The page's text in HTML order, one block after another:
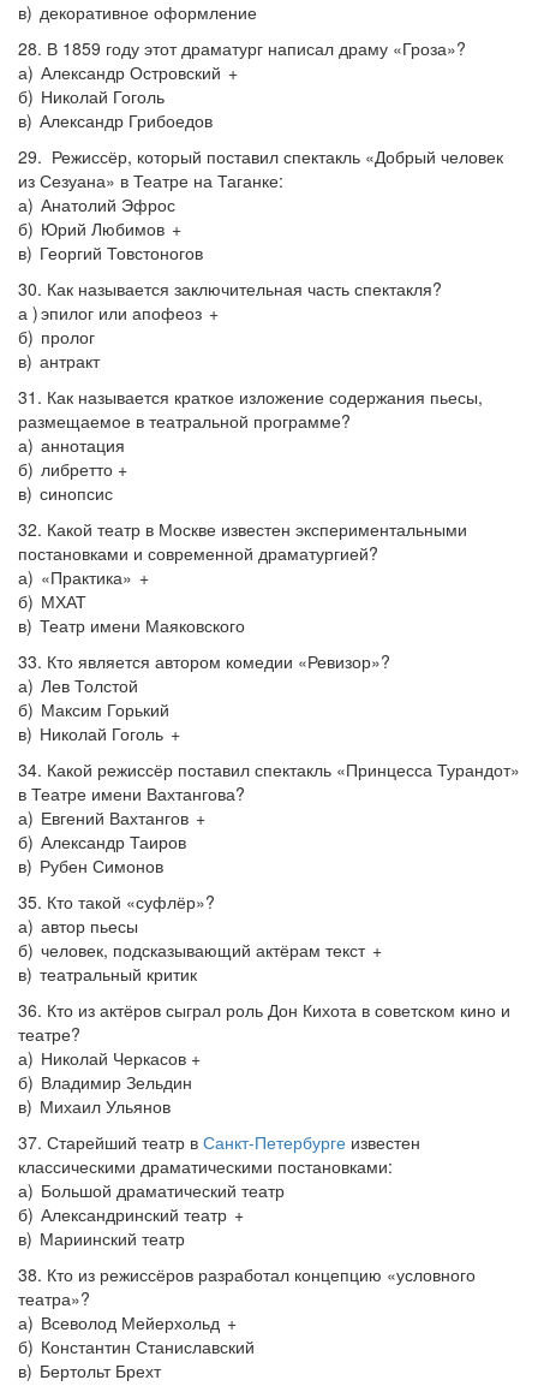
в) декоративное оформление
28. В 1859 году этот драматург написал драму «Гроза»?
а) Александр Островский +
б) Николай Гоголь
в) Александр Грибоедов
29. Режиссёр, который поставил спектакль «Добрый человек
из Сезуана» в Театре на Таганке:
а) Анатолий Эфрос
б) Юрий Любимов +
в) Георгий Товстоногов
30. Как называется заключительная часть спектакля?
а ) эпилог или апофеоз +
б) пролог
в) антракт
31. Как называется краткое изложение содержания пьесы,
размещаемое в театральной программе?
а) аннотация
б) либретто +
в) синопсис
32. Какой театр в Москве известен экспериментальными
постановками и современной драматургией?
а) «Практика» +
б) МХАТ
в) Театр имени Маяковского
33. Кто является автором комедии «Ревизор»?
а) Лев Толстой
б) Максим Горький
в) Николай Гоголь +
34. Какой режиссёр поставил спектакль «Принцесса Турандот»
в Театре имени Вахтангова?
а) Евгений Вахтангов +
б) Александр Таиров
в) Рубен Симонов
35. Кто такой «суфлёр»?
а) автор пьесы
б) человек, подсказывающий актёрам текст +
в) театральный критик
36. Кто из актёров сыграл роль Дон Кихота в советском кино и
театре?
а) Николай Черкасов +
б) Владимир Зельдин
в) Михаил Ульянов
37. Старейший театр в Санкт-Петербурге известен
классическими драматическими постановками:
а) Большой драматический театр
б) Александринский театр +
в) Мариинский театр
38. Кто из режиссёров разработал концепцию «условного
театра»?
а) Всеволод Мейерхольд +
б) Константин Станиславский
в) Бертольт Брехт